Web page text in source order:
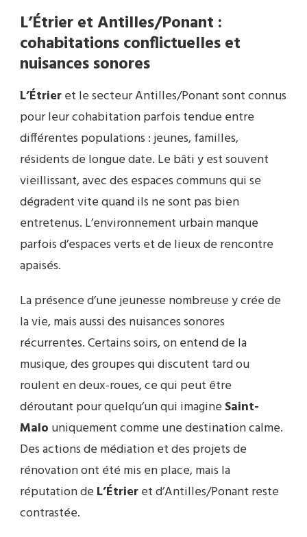
L’Étrier et Antilles/Ponant :
cohabitations conflictuelles et
nuisances sonores
L’Étrieret le secteur Antilles/Ponant sont connus
pour leur cohabitation parfois tendue entre
différentes populations : jeunes, familles,
résidents de longue date. Le bâti y est souvent
vieillissant, avec des espaces communs qui se
dégradent vite quand ils ne sont pas bien
entretenus. L’environnement urbain manque
parfois d’espaces verts et de lieux de rencontre
apaisés.
La présence d’une jeunesse nombreuse y crée de
la vie, mais aussi des nuisances sonores
récurrentes. Certains soirs, on entend de la
musique, des groupes qui discutent tard ou
roulent en deux-roues, ce qui peut être
déroutant pour quelqu’un qui imagine Saint-
Malo uniquement comme une destination calme.
Des actions de médiation et des projets de
rénovation ont été mis en place, mais la
réputation de L’Étrieret d’Antilles/Ponant reste
contrastée.